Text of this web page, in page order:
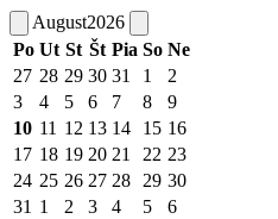
August2026
Po Ut St Št Pia So Ne
27 28 29 30 31 1
2
3
4 5 6 7 8
9
10 11 12 13 14 15 16
17 18 19 20 21 22 23
24 25 26 27 28 29 30
31 1 2 3 4 5 6